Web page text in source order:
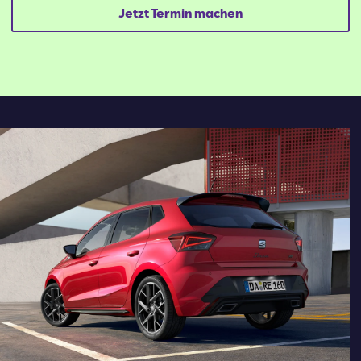
Jetzt Termin machen